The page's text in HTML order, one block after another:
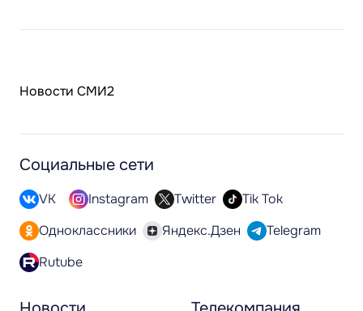
Новости СМИ2
Социальные сети
VK Instagram Twitter
Tik Tok
Одноклассники
Яндекс.Дзен
Telegram
Rutube